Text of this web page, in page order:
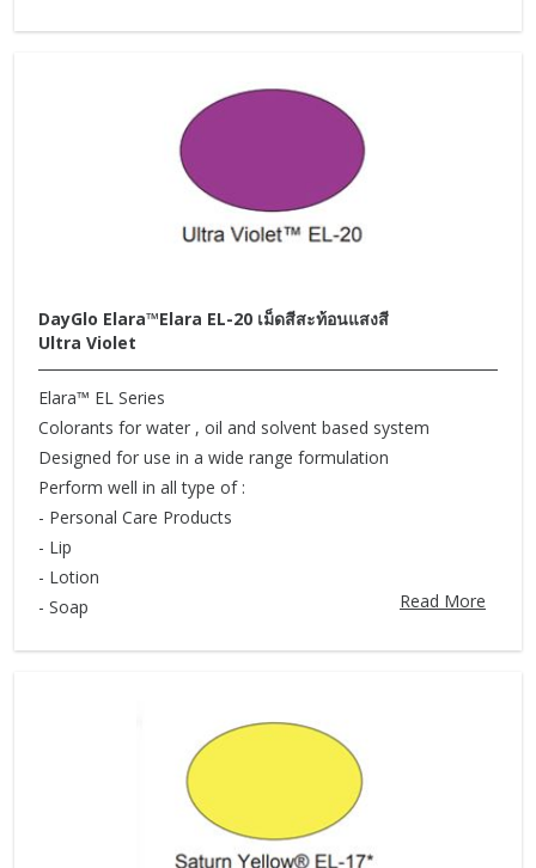
DayGlo Elara™Elara EL-20 เม็ดสีสะท้อนแสงสี
Ultra Violet
Elara™ EL Series
Colorants for water , oil and solvent based system
Designed for use in a wide range formulation
Perform well in all type of :
- Personal Care Products
- Lip
- Lotion
- Soap
Read More